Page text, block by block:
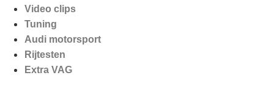
Video clips
Tuning
Audi motorsport
Rijtesten
Extra VAG